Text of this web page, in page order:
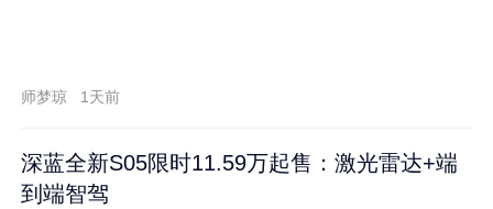
师梦琼 1天前
深蓝全新S05限时11.59万起售：激光雷达+端
到端智驾